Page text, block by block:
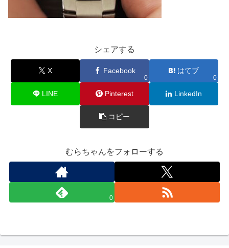
シェアする
X Facebook
0
はてブ
0
LINE Pinterest LinkedIn
コピー
むらちゃんをフォローする
0